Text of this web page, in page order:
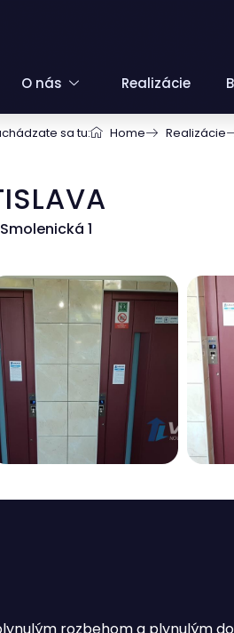
O nás Realizácie
sa tu: Home Realizácie
1